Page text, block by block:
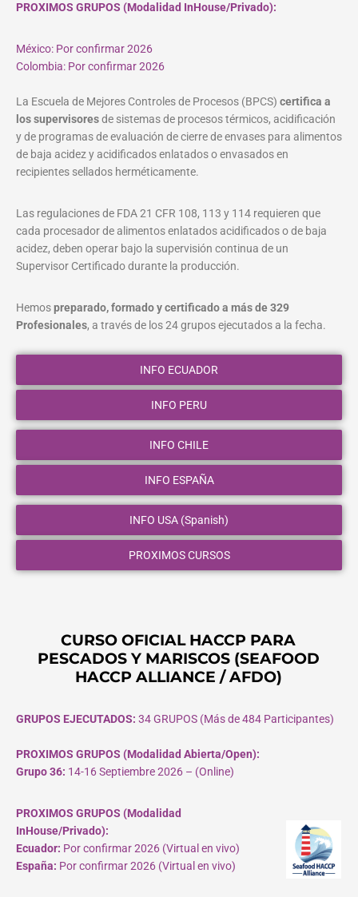
PROXIMOS GRUPOS (Modalidad InHouse/Privado):
México: Por confirmar 2026
Colombia: Por confirmar 2026
La Escuela de Mejores Controles de Procesos (BPCS) certifica a
los supervisoresde sistemas de procesos térmicos, acidificación
y de programas de evaluación de cierre de envases para alimentos
de baja acidez y acidificados enlatados o envasados en
recipientes sellados herméticamente.
Las regulaciones de FDA 21 CFR 108, 113 y 114 requieren que
cada procesador de alimentos enlatados acidificados o de baja
acidez, deben operar bajo la supervisión continua de un
Supervisor Certificado durante la producción.
Hemospreparado, formado y certificado a más de 329
Profesionales, a través de los 24 grupos ejecutados a la fecha.
INFO ECUADOR
INFO PERU
INFO CHILE
INFO ESPAÑA
INFO USA (Spanish)
PROXIMOS CURSOS
CURSO OFICIAL HACCP PARA
PESCADOS Y MARISCOS (SEAFOOD
HACCP ALLIANCE / AFDO)
GRUPOS EJECUTADOS: 34 GRUPOS (Más de 484 Participantes)
PROXIMOS GRUPOS (Modalidad Abierta/Open):
Grupo 36: 14-16 Septiembre 2026 – (Online)
PROXIMOS GRUPOS (Modalidad
InHouse/Privado):
Ecuador: Por confirmar 2026 (Virtual en vivo)
España: Por confirmar 2026 (Virtual en vivo)